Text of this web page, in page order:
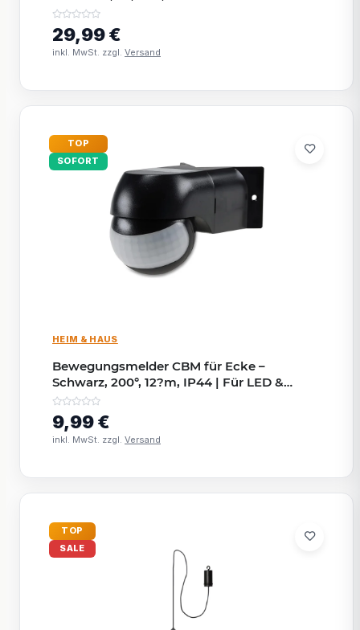
Außen
29,99 €
inkl. MwSt. zzgl. Versand
TOP
SOFORT
HEIM & HAUS
Bewegungsmelder CBM für Ecke –
Schwarz, 200°, 12?m, IP44 | Für LED &
Außenbereich
9,99 €
inkl. MwSt. zzgl. Versand
TOP
SALE